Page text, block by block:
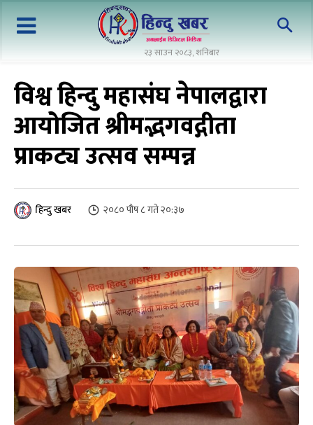
२३ साउन २०८३, शनिबार
विश्व हिन्दु महासंघ नेपालद्वारा
आयोजित श्रीमद्भगवद्गीता
प्राकट्य उत्सव सम्पन्न
हिन्दु खबर २०८० पौष ८ गते २०:३७